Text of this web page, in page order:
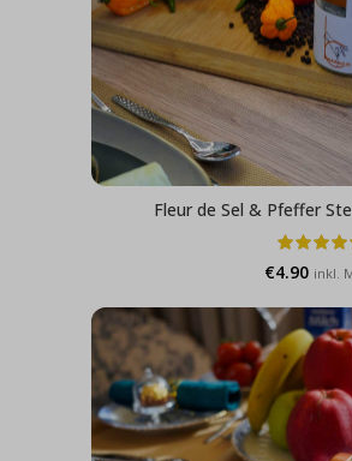
Fleur de Sel & Pfeffer
€4.90 inkl.